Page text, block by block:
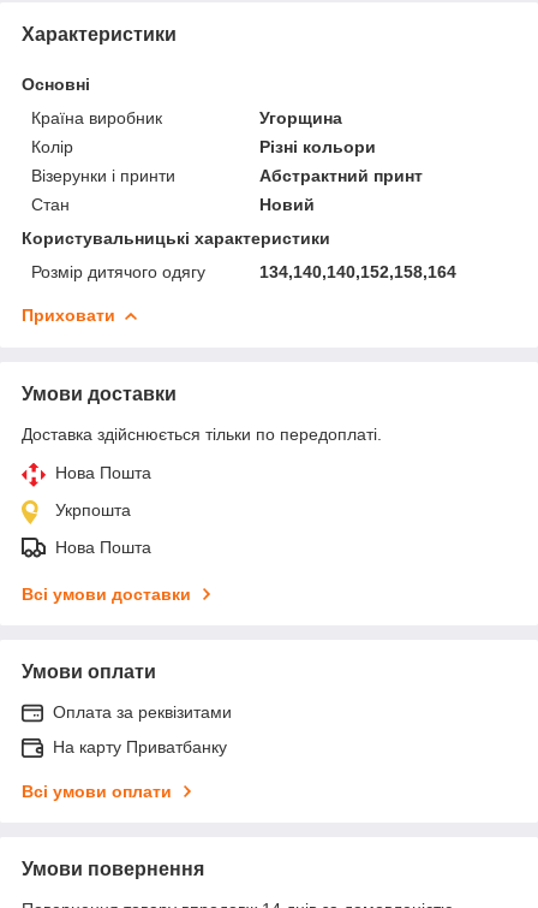
Характеристики
Основні
Країна виробник
Угорщина
Колір
Різні кольори
Візерунки і принти
Абстрактний принт
Стан
Новий
Користувальницькі характеристики
Розмір дитячого одягу
134,140,140,152,158,164
Приховати
Умови доставки
Доставка здійснюється тільки по передоплаті.
Нова Пошта
Укрпошта
Нова Пошта
Всі умови доставки
Умови оплати
Оплата за реквізитами
На карту Приватбанку
Всі умови оплати
Умови повернення